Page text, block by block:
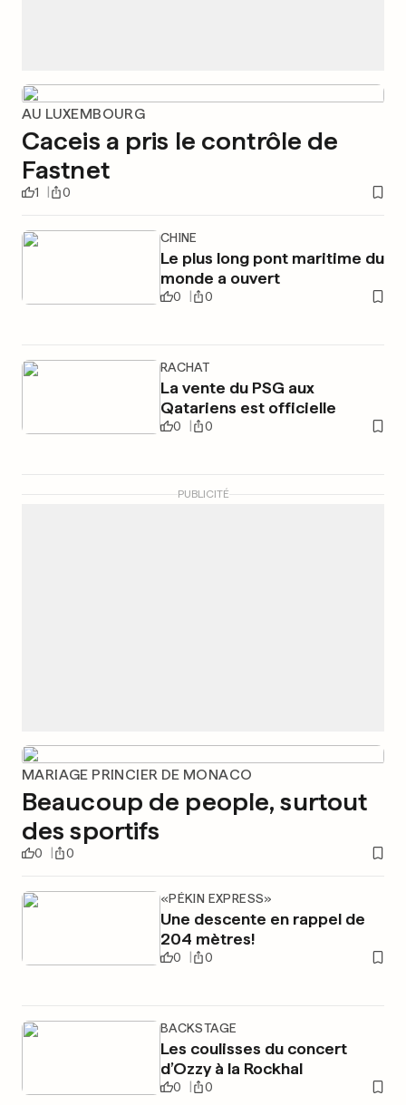
AU LUXEMBOURG
Caceis a pris le contrôle de
Fastnet
1 0
CHINE
Le plus long pont maritime du
monde a ouvert
0 0
RACHAT
La vente du PSG aux
Qatariens est officielle
0 0
PUBLICITÉ
MARIAGE PRINCIER DE MONACO
Beaucoup de people, surtout
des sportifs
0 0
«PÉKIN EXPRESS»
Une descente en rappel de
204 mètres!
0 0
BACKSTAGE
Les coulisses du concert
d’Ozzy à la Rockhal
0 0